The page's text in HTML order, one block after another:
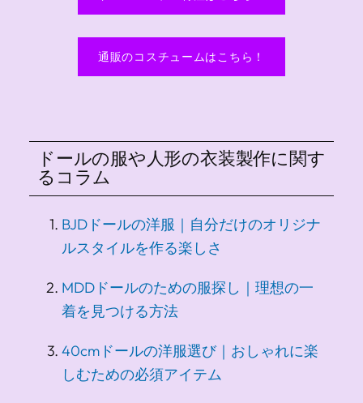
通販のコスチュームはこちら！
ドールの服や人形の衣装製作に関す
るコラム
BJDドールの洋服｜自分だけのオリジナ
ルスタイルを作る楽しさ
MDDドールのための服探し｜理想の一
着を見つける方法
40cmドールの洋服選び｜おしゃれに楽
しむための必須アイテム